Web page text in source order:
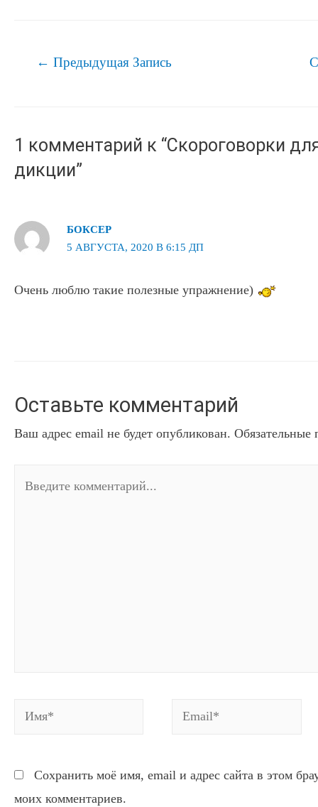
Навигация
← Предыдущая Запись
1 комментарий к “Скороговорки
дикции”
БОКСЕР
5 АВГУСТА, 2020 В 6:15 ДП
Очень люблю такие полезные упражнение)
Оставьте комментарий
Ваш адрес email не будет опубликован.
Имя* Email*
Сохранить моё имя, email и адрес сайта в этом
моих комментариев.